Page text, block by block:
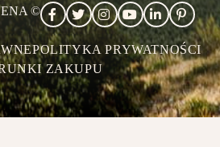
©
POLITYKA PRYWATNOŚCI
ZAKUPU